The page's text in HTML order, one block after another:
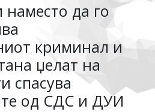
да го
криминал и
џелат на
спасува
од СДС и ДУИ